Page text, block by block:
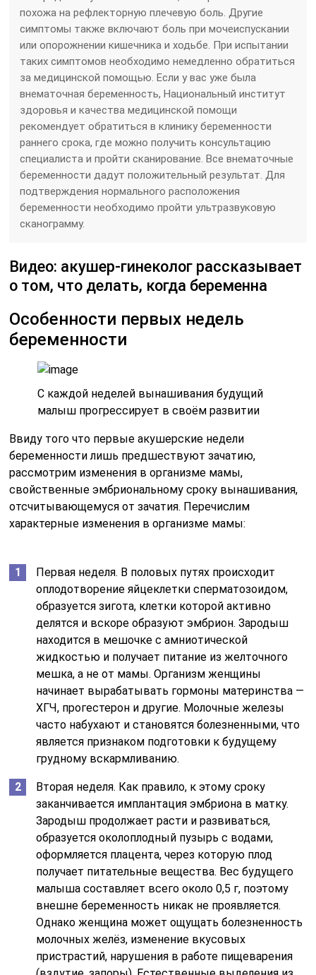
похожа на рефлекторную плечевую боль. Другие
симптомы также включают боль при мочеиспускании
или опорожнении кишечника и ходьбе. При испытании
таких симптомов необходимо немедленно обратиться
за медицинской помощью. Если у вас уже была
внематочная беременность, Национальный институт
здоровья и качества медицинской помощи
рекомендует обратиться в клинику беременности
раннего срока, где можно получить консультацию
специалиста и пройти сканирование. Все внематочные
беременности дадут положительный результат. Для
подтверждения нормального расположения
беременности необходимо пройти ультразвуковую
сканограмму.
Видео: акушер-гинеколог рассказывает
о том, что делать, когда беременна
Особенности первых недель
беременности
С каждой неделей вынашивания будущий
малыш прогрессирует в своём развитии
Ввиду того что первые акушерские недели
беременности лишь предшествуют зачатию,
рассмотрим изменения в организме мамы,
свойственные эмбриональному сроку вынашивания,
отсчитывающемуся от зачатия. Перечислим
характерные изменения в организме мамы:
Первая неделя. В половых путях происходит
оплодотворение яйцеклетки сперматозоидом,
образуется зигота, клетки которой активно
делятся и вскоре образуют эмбрион. Зародыш
находится в мешочке с амниотической
жидкостью и получает питание из желточного
мешка, а не от мамы. Организм женщины
начинает вырабатывать гормоны материнства —
ХГЧ, прогестерон и другие. Молочные железы
часто набухают и становятся болезненными, что
является признаком подготовки к будущему
грудному вскармливанию.
Вторая неделя. Как правило, к этому сроку
заканчивается имплантация эмбриона в матку.
Зародыш продолжает расти и развиваться,
образуется околоплодный пузырь с водами,
оформляется плацента, через которую плод
получает питательные вещества. Вес будущего
малыша составляет всего около 0,5 г, поэтому
внешне беременность никак не проявляется.
Однако женщина может ощущать болезненность
молочных желёз, изменение вкусовых
пристрастий, нарушения в работе пищеварения